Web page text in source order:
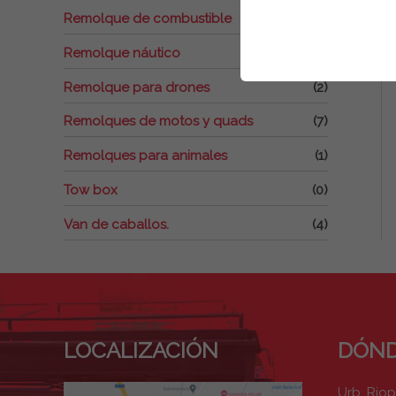
Remolque de combustible
Remolque náutico
Remolque para drones (2)
Remolques de motos y quads (7)
Remolques para animales (1)
Tow box (0)
Van de caballos. (4)
LOCALIZACIÓN
Urb.